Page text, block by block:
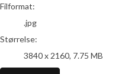
Filformat:
.jpg
Størrelse:
3840 x 2160, 7.75 MB